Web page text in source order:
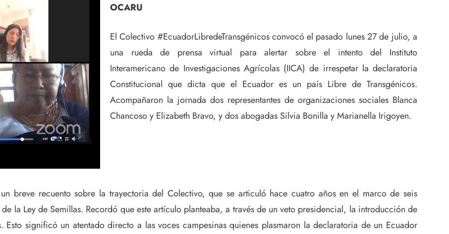
OCARU
El Colectivo #EcuadorLibredeTransgénicos convocó el pasado lunes 27 de julio, a
una rueda de prensa virtual para alertar sobre el intento del Instituto
Interamericano de Investigaciones Agrícolas (IICA) de irrespetar la declaratoria
Constitucional que dicta que el Ecuador es un país Libre de Transgénicos.
Acompañaron la jornada dos representantes de organizaciones sociales Blanca
Chancoso y Elizabeth Bravo, y dos abogadas Silvia Bonilla y Marianella Irigoyen.
breve recuento sobre la trayectoria del Colectivo, que se articuló hace cuatro años en el marco de seis
la Ley de Semillas. Recordó que este artículo planteaba, a través de un veto presidencial, la introducción de
Esto significó un atentado directo a las voces campesinas quienes plasmaron la declaratoria de un Ecuador